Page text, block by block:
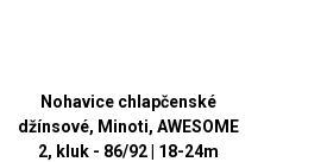
Nohavice chlapčenské
džínsové, Minoti, AWESOME
2, kluk - 86/92 | 18-24m